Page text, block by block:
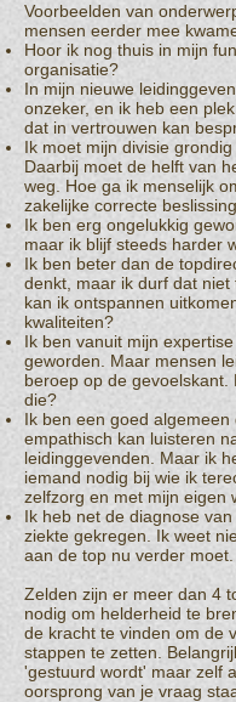
Voorbeelden van
mensen eerder mee
Hoor ik nog thuis in mijn
organisatie?
In mijn nieuwe
onzeker, en ik heb een
dat in vertrouwen kan
Ik moet mijn divisie grondig
Daarbij moet de helft van
weg. Hoe ga ik menselijk
zakelijke correcte
Ik ben erg ongelukkig
maar ik blijf steeds harder
Ik ben beter dan de
denkt, maar ik durf dat niet
kan ik ontspannen
kwaliteiten?
Ik ben vanuit mijn
geworden. Maar mensen
beroep op de gevoelskant.
die?
Ik ben een goed algemeen
empathisch kan luisteren
leidinggevenden. Maar ik
iemand nodig bij wie ik
zelfzorg en met mijn eigen
Ik heb net de diagnose
ziekte gekregen. Ik weet
aan de top nu verder moet.
Zelden zijn er meer dan 4
nodig om helderheid te
de kracht te vinden om de
stappen te zetten.
'gestuurd wordt' maar zelf
oorsprong van je vraag